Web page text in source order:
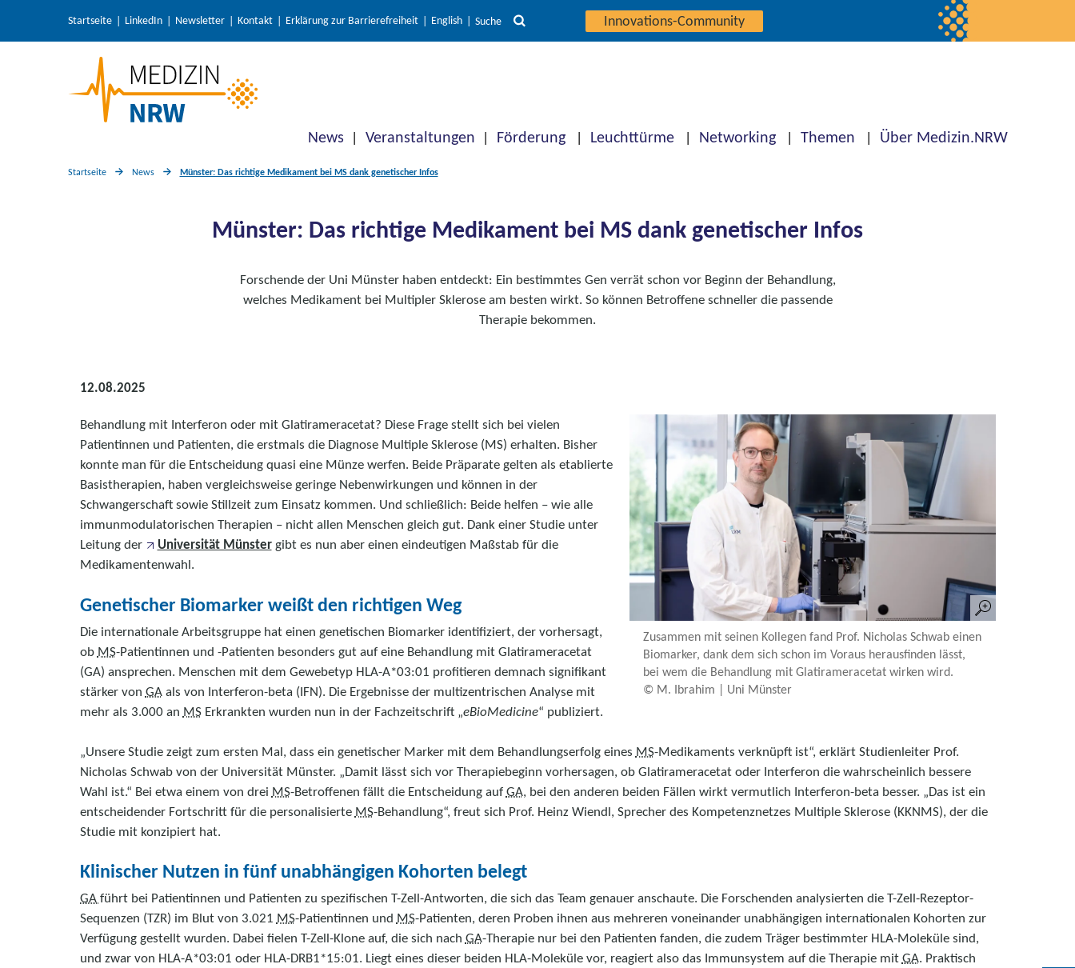
Startseite LinkedIn Newsletter Kontakt Erklärung zur Barrierefreiheit English Suche Innovations-Community
News Veranstaltungen Förderung Leuchttürme Networking Themen Über Medizin.NRW
Startseite News Münster: Das richtige Medikament bei MS dank genetischer Infos
Münster: Das richtige Medikament bei MS dank genetischer Infos
Forschende der Uni Münster haben entdeckt: Ein bestimmtes Gen verrät schon vor Beginn der Behandlung,
welches Medikament bei Multipler Sklerose am besten wirkt. So können Betroffene schneller die passende
Therapie bekommen.
12.08.2025
Zusammen mit seinen Kollegen fand Prof. Nicholas Schwab einen
Biomarker, dank dem sich schon im Voraus herausfinden lässt,
bei wem die Behandlung mit Glatirameracetat wirken wird.
© M. Ibrahim | Uni Münster
Behandlung mit Interferon oder mit Glatirameracetat? Diese Frage stellt sich bei vielen
Patientinnen und Patienten, die erstmals die Diagnose Multiple Sklerose (MS) erhalten. Bisher
konnte man für die Entscheidung quasi eine Münze werfen. Beide Präparate gelten als etablierte
Basistherapien, haben vergleichsweise geringe Nebenwirkungen und können in der
Schwangerschaft sowie Stillzeit zum Einsatz kommen. Und schließlich: Beide helfen – wie alle
immunmodulatorischen Therapien – nicht allen Menschen gleich gut. Dank einer Studie unter
Leitung der
Universität Münstergibt es nun aber einen eindeutigen Maßstab für die
Medikamentenwahl.
Genetischer Biomarker weißt den richtigen Weg
Die internationale Arbeitsgruppe hat einen genetischen Biomarker identifiziert, der vorhersagt,
ob MS-Patientinnen und -Patienten besonders gut auf eine Behandlung mit Glatirameracetat
(GA) ansprechen. Menschen mit dem Gewebetyp HLA-A*03:01 profitieren demnach signifikant
stärker von GAals von Interferon-beta (IFN). Die Ergebnisse der multizentrischen Analyse mit
mehr als 3.000 an MSErkrankten wurden nun in der Fachzeitschrift „eBioMedicine“ publiziert.
„Unsere Studie zeigt zum ersten Mal, dass ein genetischer Marker mit dem Behandlungserfolg eines MS-Medikaments verknüpft ist“, erklärt Studienleiter Prof.
Nicholas Schwab von der Universität Münster. „Damit lässt sich vor Therapiebeginn vorhersagen, ob Glatirameracetat oder Interferon die wahrscheinlich bessere
Wahl ist.“ Bei etwa einem von drei MS-Betroffenen fällt die Entscheidung aufGA, bei den anderen beiden Fällen wirkt vermutlich Interferon-beta besser. „Das ist ein
entscheidender Fortschritt für die personalisierte MS-Behandlung“, freut sich Prof. Heinz Wiendl, Sprecher des Kompetenznetzes Multiple Sklerose (KKNMS), der die
Studie mit konzipiert hat.
Klinischer Nutzen in fünf unabhängigen Kohorten belegt
GAführt bei Patientinnen und Patienten zu spezifischen T-Zell-Antworten, die sich das Team genauer anschaute. Die Forschenden analysierten die T-Zell-Rezeptor-
Sequenzen (TZR) im Blut von 3.021 MS-Patientinnen und MS-Patienten, deren Proben ihnen aus mehreren voneinander unabhängigen internationalen Kohorten zur
Verfügung gestellt wurden. Dabei fielen T-Zell-Klone auf, die sich nach GA-Therapie nur bei den Patienten fanden, die zudem Träger bestimmter HLA-Moleküle sind,
und zwar von HLA-A*03:01 oder HLA-DRB1*15:01. Liegt eines dieser beiden HLA-Moleküle vor, reagiert also das Immunsystem auf die Therapie mitGA. Praktisch